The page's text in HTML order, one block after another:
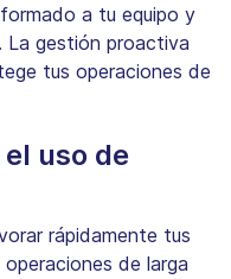
a tu equipo y
La gestión proactiva
tus operaciones de
uso de
rápidamente tus
de larga